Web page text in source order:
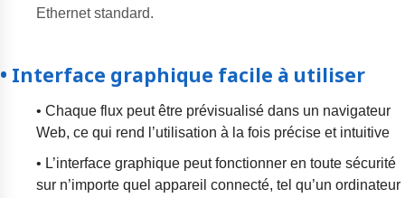
Ethernet standard.
• Interface graphique facile à utiliser
• Chaque flux peut être prévisualisé dans un navigateur
Web, ce qui rend l’utilisation à la fois précise et intuitive
• L’interface graphique peut fonctionner en toute sécurité
sur n’importe quel appareil connecté, tel qu’un ordinateur